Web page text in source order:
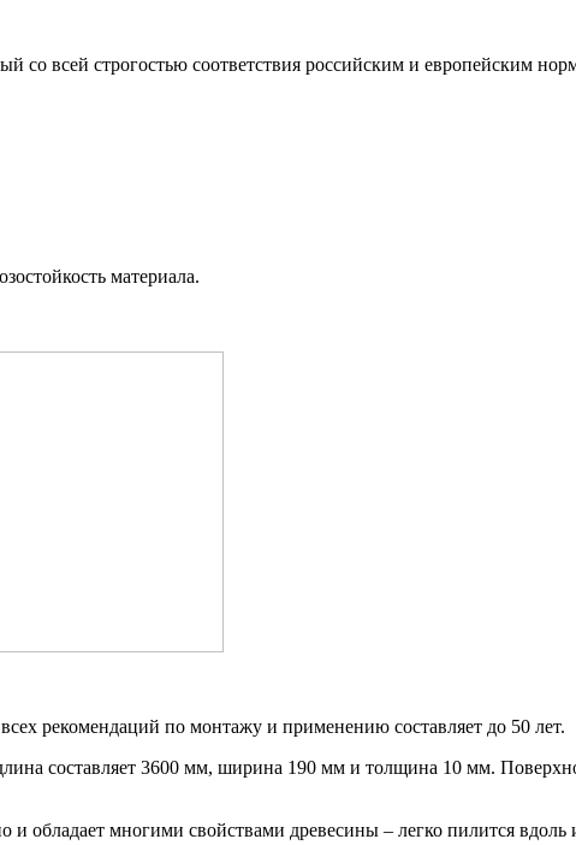
со всей строгостью соответствия российским и европейским
материала.
рекомендаций по монтажу и применению составляет до 50 лет.
составляет 3600 мм, ширина 190 мм и толщина 10 мм.
обладает многими свойствами древесины – легко пилится